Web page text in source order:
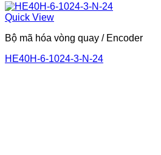
Quick View
Bộ mã hóa vòng quay / Encoder
HE40H-6-1024-3-N-24